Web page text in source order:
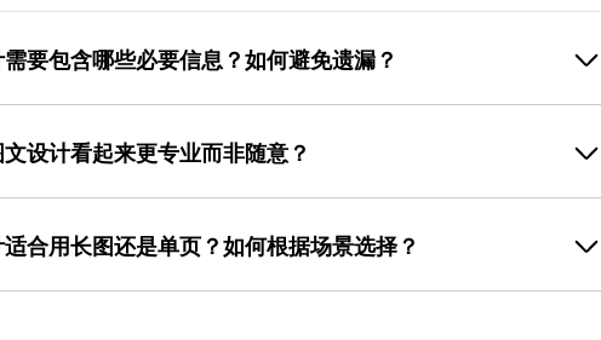
要包含哪些必要信息？如何避免遗漏？
遗漏，可制作检查清单：先写标题，再按“事实-祝贺-辅助”顺序填充内
设计看起来更专业而非随意？
艺术字；排版上，通过色块、线条或留白划分信息层级，例如用浅灰底
合用长图还是单页？如何根据场景选择？